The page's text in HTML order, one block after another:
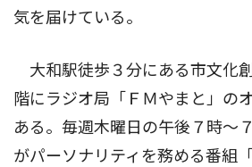
気を届けている。
大和駅徒歩３分にある市文化
階にラジオ局「ＦＭやまと」の
ある。毎週木曜日の午後７時〜
がパーソナリティを務める番組